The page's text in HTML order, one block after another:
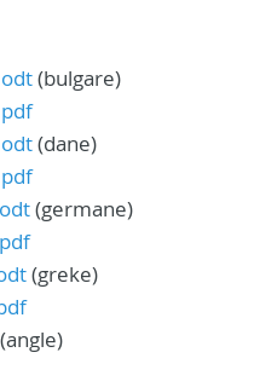
(bulgare)
(dane)
(germane)
(greke)
(angle)